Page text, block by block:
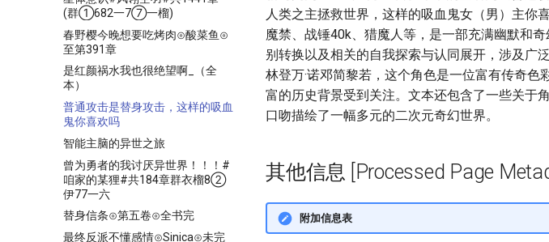
(群①682一7⑦一榴)
春野樱今晚想要吃烤肉⊙酸菜鱼⊙
至第391章
是红颜祸水我也很绝望啊_（全
本）
普通攻击是替身攻击，这样的吸血
鬼你喜欢吗
智能主脑的异世之旅
曾为勇者的我讨厌异世界！！！#
咱家的某狸#共184章群衣榴8②
伊77一六
替身信条⊙第五卷⊙全书完
最终反派不懂感情⊙Sinica⊙未完
人类之主拯救世界，这样的吸血鬼女（男）主你
魔禁、战锤40k、猎魔人等，是一部充满幽默和
别转换以及相关的自我探索与认同展开，涉及广
林登万·诺邓简黎若，这个角色是一位富有传奇
富的历史背景受到关注。文本还包含了一些关于
口吻描绘了一幅多元的二次元奇幻世界。
其他信息 [Processed Page
附加信息表